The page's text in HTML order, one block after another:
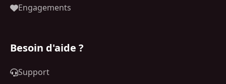
Engagements
Besoin d'aide ?
Support